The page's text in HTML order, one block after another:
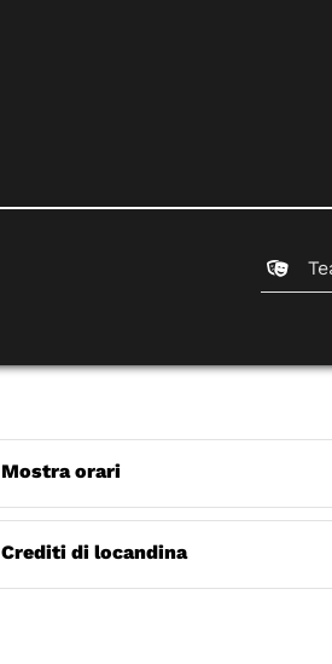
Mostra orari
Crediti di locandina